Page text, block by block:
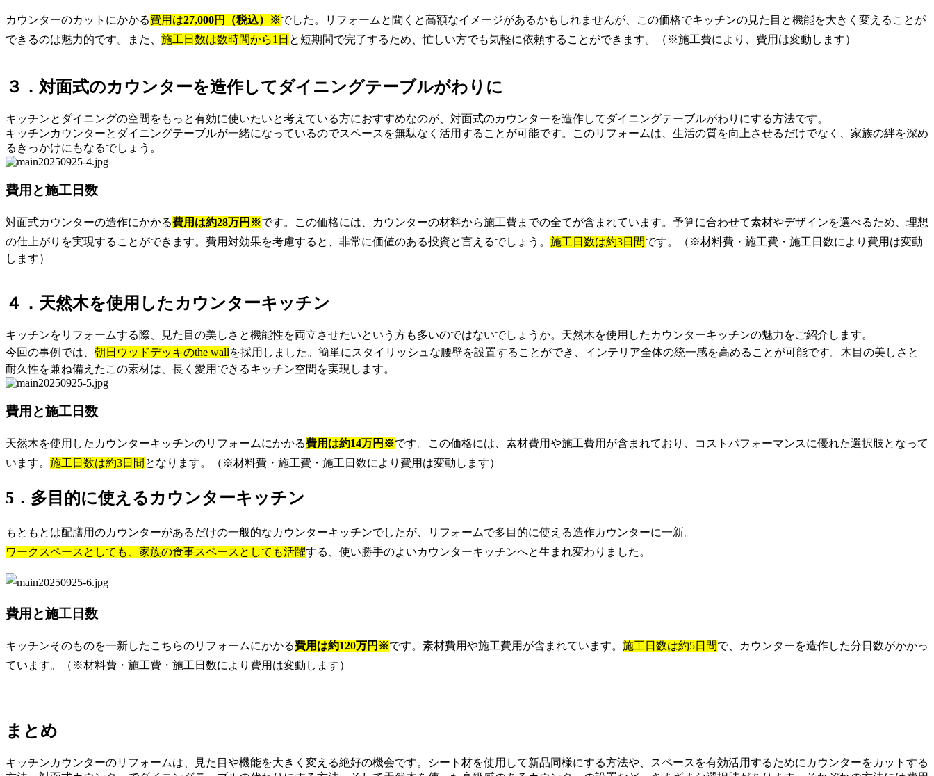
カウンターのカットにかかる費用は27,000円（税込）※でした。リフォームと聞くと高額なイメージがあるかもしれませんが、この価格でキッチンの見た目と機能を大きく変えることが
できるのは魅力的です。また、 施工日数は数時間から1日 と短期間で完了するため、忙しい方でも気軽に依頼することができます。（※施工費により、費用は変動します）
３．対面式のカウンターを造作してダイニングテーブルがわりに
キッチンとダイニングの空間をもっと有効に使いたいと考えている方におすすめなのが、対面式のカウンターを造作してダイニングテーブルがわりにする方法です。
キッチンカウンターとダイニングテーブルが一緒になっているのでスペースを無駄なく活用することが可能です。このリフォームは、生活の質を向上させるだけでなく、家族の絆を深め
るきっかけにもなるでしょう。
費用と施工日数
対面式カウンターの造作にかかる費用は約28万円※です。この価格には、カウンターの材料から施工費までの全てが含まれています。予算に合わせて素材やデザインを選べるため、理想
の仕上がりを実現することができます。費用対効果を考慮すると、非常に価値のある投資と言えるでしょう。 施工日数は約3日間です。（※材料費・施工費・施工日数により費用は変動
します）
４．天然木を使用したカウンターキッチン
キッチンをリフォームする際、見た目の美しさと機能性を両立させたいという方も多いのではないでしょうか。天然木を使用したカウンターキッチンの魅力をご紹介します。
今回の事例では、 朝日ウッドデッキのthe wallを採用しました。簡単にスタイリッシュな腰壁を設置することができ、インテリア全体の統一感を高めることが可能です。木目の美しさと
耐久性を兼ね備えたこの素材は、長く愛用できるキッチン空間を実現します。
費用と施工日数
天然木を使用したカウンターキッチンのリフォームにかかる費用は約14万円※です。この価格には、素材費用や施工費用が含まれており、コストパフォーマンスに優れた選択肢となって
います。 施工日数は約3日間 となります。（※材料費・施工費・施工日数により費用は変動します）
5．多目的に使えるカウンターキッチン
もともとは配膳用のカウンターがあるだけの一般的なカウンターキッチンでしたが、リフォームで多目的に使える造作カウンターに一新。
ワークスペースとしても、家族の食事スペースとしても活躍する、使い勝手のよいカウンターキッチンへと生まれ変わりました。
費用と施工日数
キッチンそのものを一新したこちらのリフォームにかかる費用は約120万円※です。素材費用や施工費用が含まれています。 施工日数は約5日間で、カウンターを造作した分日数がかかっ
ています。（※材料費・施工費・施工日数により費用は変動します）
まとめ
キッチンカウンターのリフォームは、見た目や機能を大きく変える絶好の機会です。シート材を使用して新品同様にする方法や、スペースを有効活用するためにカウンターをカットする